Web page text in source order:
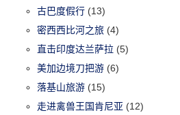
古巴度假行 (13)
密西西比河之旅 (4)
直击印度达兰萨拉 (5)
美加边境刀把游 (6)
落基山旅游 (15)
走进禽兽王国肯尼亚 (12)